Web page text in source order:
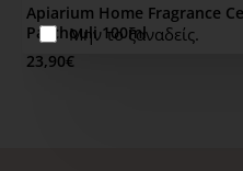
Μην το ξαναδείς.
Apiarium Home Fragrance
Patchouli 100ml
23,90€